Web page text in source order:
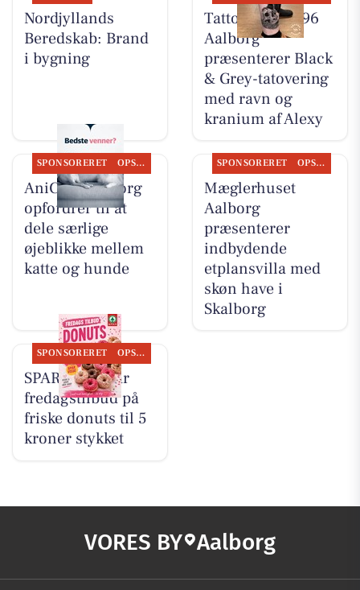
Nordjyllands
Beredskab: Brand
i bygning
Tattoo Studio 96
Aalborg
præsenterer Black
& Grey-tatovering
med ravn og
kranium af Alexy
SPONSORERET OPSLAGSTAVLEN
AniCura Aalborg
opfordrer til at
dele særlige
øjeblikke mellem
katte og hunde
SPONSORERET OPSLAGSTAVLEN
Mæglerhuset
Aalborg
præsenterer
indbydende
etplansvilla med
skøn have i
Skalborg
SPONSORERET OPSLAGSTAVLEN
SPAR Visse har
fredagstilbud på
friske donuts til 5
kroner stykket
VORES BY Aalborg